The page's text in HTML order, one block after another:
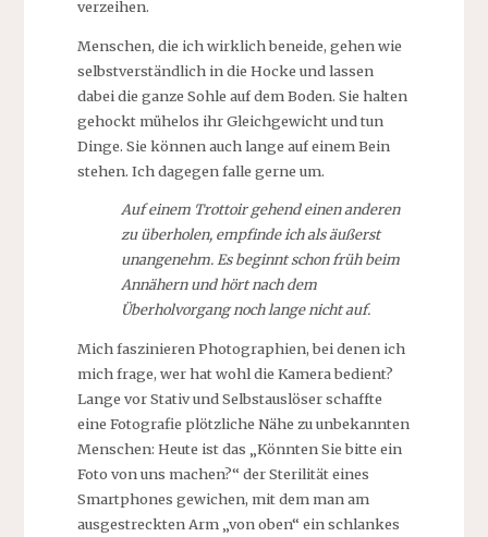
verzeihen.
Menschen, die ich wirklich beneide, gehen wie
selbstverständlich in die Hocke und lassen
dabei die ganze Sohle auf dem Boden. Sie halten
gehockt mühelos ihr Gleichgewicht und tun
Dinge. Sie können auch lange auf einem Bein
stehen. Ich dagegen falle gerne um.
Auf einem Trottoir gehend einen anderen
zu überholen, empfinde ich als äußerst
unangenehm. Es beginnt schon früh beim
Annähern und hört nach dem
Überholvorgang noch lange nicht auf.
Mich faszinieren Photographien, bei denen ich
mich frage, wer hat wohl die Kamera bedient?
Lange vor Stativ und Selbstauslöser schaffte
eine Fotografie plötzliche Nähe zu unbekannten
Menschen: Heute ist das „Könnten Sie bitte ein
Foto von uns machen?“ der Sterilität eines
Smartphones gewichen, mit dem man am
ausgestreckten Arm „von oben“ ein schlankes